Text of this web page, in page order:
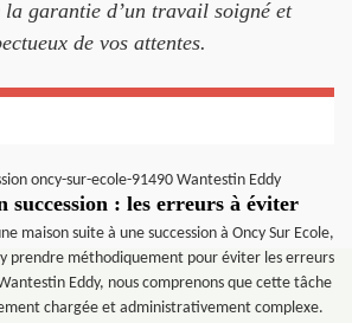
la garantie d’un travail soigné et
de vos attentes.
succession : les erreurs à éviter
maison suite à une succession à Oncy Sur Ecole,
prendre méthodiquement pour éviter les erreurs
Eddy, nous comprenons que cette tâche
chargée et administrativement complexe.